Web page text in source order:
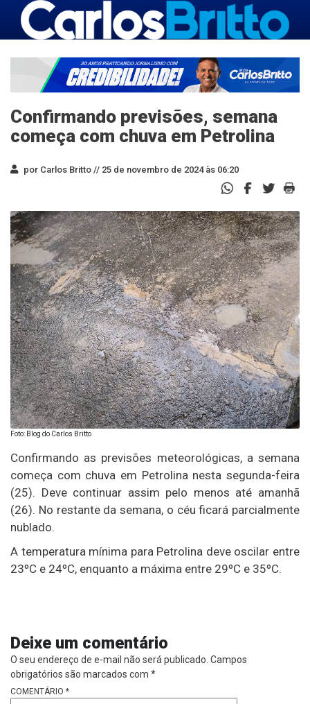
Confirmando previsões, semana
começa com chuva em Petrolina
por Carlos Britto // 25 de novembro de 2024 às 06:20
Foto: Blog do Carlos Britto
Confirmando as previsões meteorológicas, a semana
começa com chuva em Petrolina nesta segunda-feira
(25). Deve continuar assim pelo menos até amanhã
(26). No restante da semana, o céu ficará parcialmente
nublado.
A temperatura mínima para Petrolina deve oscilar entre
23ºC e 24ºC, enquanto a máxima entre 29ºC e 35ºC.
Deixe um comentário
O seu endereço de e-mail não será publicado. Campos
obrigatórios são marcados com *
COMENTÁRIO *